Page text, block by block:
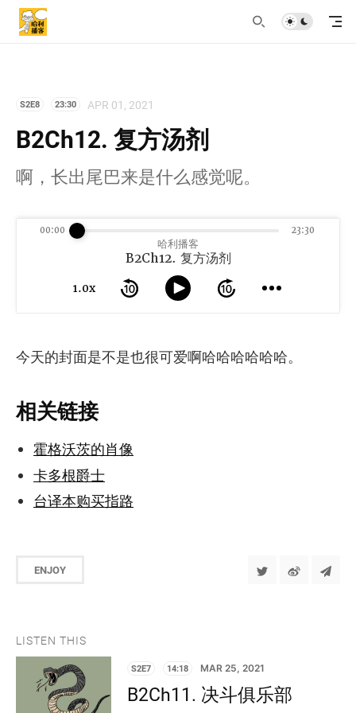
S2E8 23:30 APR 01, 2021
B2Ch12. 复方汤剂
啊，长出尾巴来是什么感觉呢。
哈利播客
B2Ch12. 复方汤剂
1.0x
00:00 23:30
今天的封面是不是也很可爱啊哈哈哈哈哈哈。
相关链接
霍格沃茨的肖像
卡多根爵士
台译本购买指路
ENJOY
LISTEN THIS
S2E7 14:18 MAR 25, 2021
B2Ch11. 决斗俱乐部